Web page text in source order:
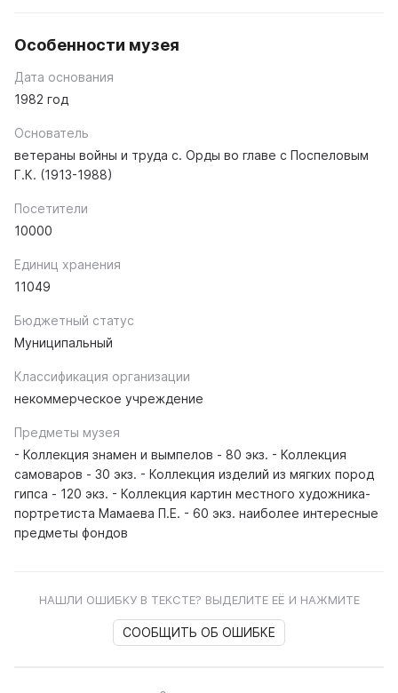
Особенности музея
Дата основания
1982 год
Основатель
ветераны войны и труда с. Орды во главе с Поспеловым
Г.К. (1913-1988)
Посетители
10000
Единиц хранения
11049
Бюджетный статус
Муниципальный
Классификация организации
некоммерческое учреждение
Предметы музея
- Коллекция знамен и вымпелов - 80 экз. - Коллекция
самоваров - 30 экз. - Коллекция изделий из мягких пород
гипса - 120 экз. - Коллекция картин местного художника-
портретиста Мамаева П.Е. - 60 экз. наиболее интересные
предметы фондов
НАШЛИ ОШИБКУ В ТЕКСТЕ? ВЫДЕЛИТЕ ЕЁ И НАЖМИТЕ
СООБЩИТЬ ОБ ОШИБКЕ